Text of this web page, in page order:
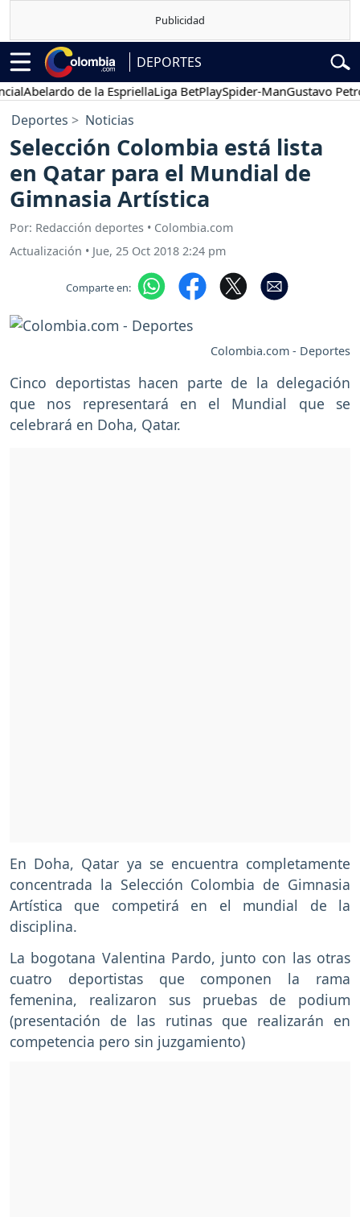
DEPORTES
Abelardo de la EspriellaLiga BetPlaySpider-ManGustavo Petro
Deportes Noticias
Selección Colombia está lista
en Qatar para el Mundial de
Gimnasia Artística
Por: Redacción deportes • Colombia.com
Actualización • Jue, 25 Oct 2018 2:24 pm
Comparte en:
Colombia.com - Deportes
Cinco deportistas hacen parte de la delegación
que nos representará en el Mundial que se
celebrará en Doha, Qatar.
En Doha, Qatar ya se encuentra completamente
concentrada la Selección Colombia de Gimnasia
Artística que competirá en el mundial de la
disciplina.
La bogotana Valentina Pardo, junto con las otras
cuatro deportistas que componen la rama
femenina, realizaron sus pruebas de podium
(presentación de las rutinas que realizarán en
competencia pero sin juzgamiento)